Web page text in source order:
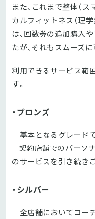
また、これまで整体（ス
カルフィットネス（理
は、回数券の追加購入
たが、それもスムーズ
利用できるサービス範
す。
・ブロンズ
基本となるグレードで
契約店舗でのパーソ
のサービスを引き続き
・シルバー
全店舗においてコー